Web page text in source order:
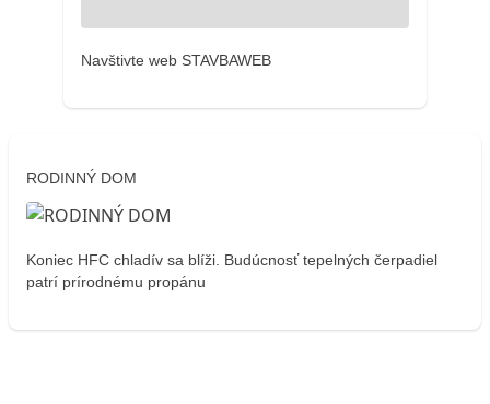
Navštivte web STAVBAWEB
RODINNÝ DOM
Koniec HFC chladív sa blíži. Budúcnosť tepelných čerpadiel
patrí prírodnému propánu